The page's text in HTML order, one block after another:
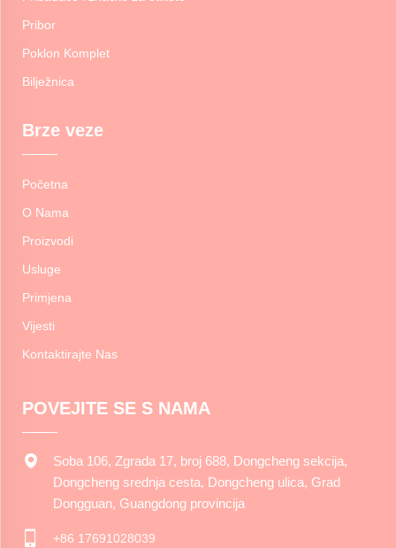
Pribor
Poklon Komplet
Bilježnica
Brze veze
Početna
O Nama
Proizvodi
Usluge
Primjena
Vijesti
Kontaktirajte Nas
POVEJITE SE S NAMA
Soba 106, Zgrada 17, broj 688, Dongcheng sekcija,
Dongcheng srednja cesta, Dongcheng ulica, Grad
Dongguan, Guangdong provincija
+86 17691028039